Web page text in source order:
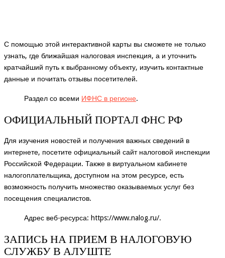
С помощью этой интерактивной карты вы сможете не только
узнать, где ближайшая налоговая инспекция, а и уточнить
кратчайший путь к выбранному объекту, изучить контактные
данные и почитать отзывы посетителей.
Раздел со всеми ИФНС в регионе.
ОФИЦИАЛЬНЫЙ ПОРТАЛ ФНС РФ
Для изучения новостей и получения важных сведений в
интернете, посетите официальный сайт налоговой инспекции
Российской Федерации. Также в виртуальном кабинете
налогоплательщика, доступном на этом ресурсе, есть
возможность получить множество оказываемых услуг без
посещения специалистов.
Адрес веб-ресурса: https://www.nalog.ru/.
ЗАПИСЬ НА ПРИЕМ В НАЛОГОВУЮ
СЛУЖБУ В АЛУШТЕ